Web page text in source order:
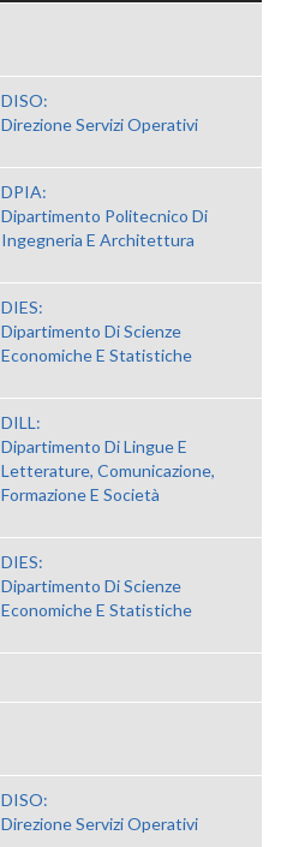
DISO:
Direzione Servizi Operativi
DPIA:
Dipartimento Politecnico Di
Ingegneria E Architettura
DIES:
Dipartimento Di Scienze
Economiche E Statistiche
DILL:
Dipartimento Di Lingue E
Letterature, Comunicazione,
Formazione E Società
DIES:
Dipartimento Di Scienze
Economiche E Statistiche
DISO:
Direzione Servizi Operativi